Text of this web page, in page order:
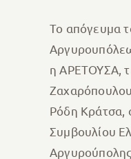
Το απόγευμα
η ΑΡΕΤΟΥΣΑ,
Ρόδη Κράτσα,
Συμβουλίου